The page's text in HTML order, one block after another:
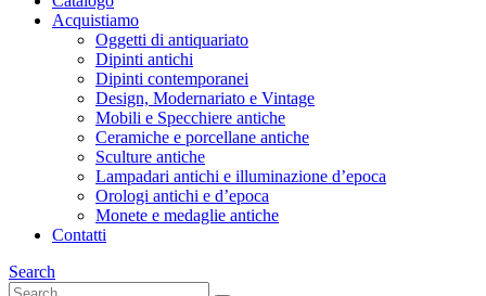
Acquistiamo
Oggetti di antiquariato
Dipinti antichi
Dipinti contemporanei
Design, Modernariato e Vintage
Mobili e Specchiere antiche
Ceramiche e porcellane antiche
Sculture antiche
Lampadari antichi e illuminazione d’epoca
Orologi antichi e d’epoca
Monete e medaglie antiche
Contatti
Search